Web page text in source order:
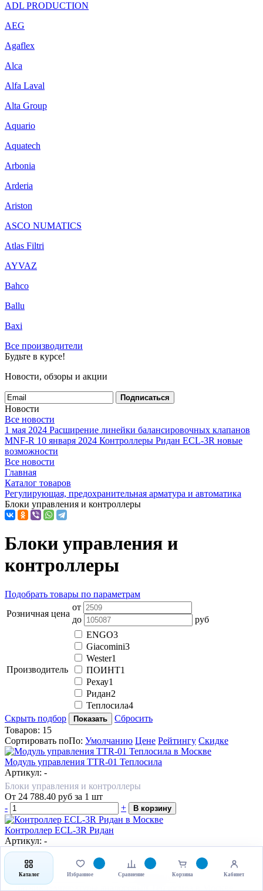
ADL PRODUCTION
AEG
Agaflex
Alca
Alfa Laval
Alta Group
Aquario
Aquatech
Arbonia
Arderia
Ariston
ASCO NUMATICS
Atlas Filtri
AYVAZ
Bahco
Ballu
Baxi
Все производители
Будьте в курсе!
Новости, обзоры и акции
Подписаться
Новости
Все новости
1 мая 2024 Расширение линейки балансировочных клапанов
MNF-R 10 января 2024 Контроллеры Ридан ECL-3R новые
возможности
Все новости
Главная
Каталог товаров
Регулирующая, предохранительная арматура и автоматика
Блоки управления и контроллеры
Блоки управления и
контроллеры
Подобрать товары по параметрам
Розничная цена
от
до
руб
Производитель
ENGO3
Giacomini3
Wester1
ПОИНТ1
Рехау1
Ридан2
Теплосила4
Скрыть подбор
Показать
Сбросить
Товаров: 15
Сортировать поПо: Умолчанию Цене Рейтингу Скидке
Модуль управления TTR-01 Теплосила
Артикул: -
Блоки управления и контроллеры
От 24 788.40 руб за 1 шт
-
+ В корзину
Контроллер ECL-3R Ридан
Артикул: -
Блоки управления и контроллеры
128 206.14
за 1 шт
+ В корзину
Каталог Избранное Сравнение Корзина Кабинет